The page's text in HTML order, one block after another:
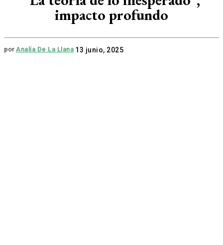
impacto profundo
por Analía De La Llana 13 junio, 2025